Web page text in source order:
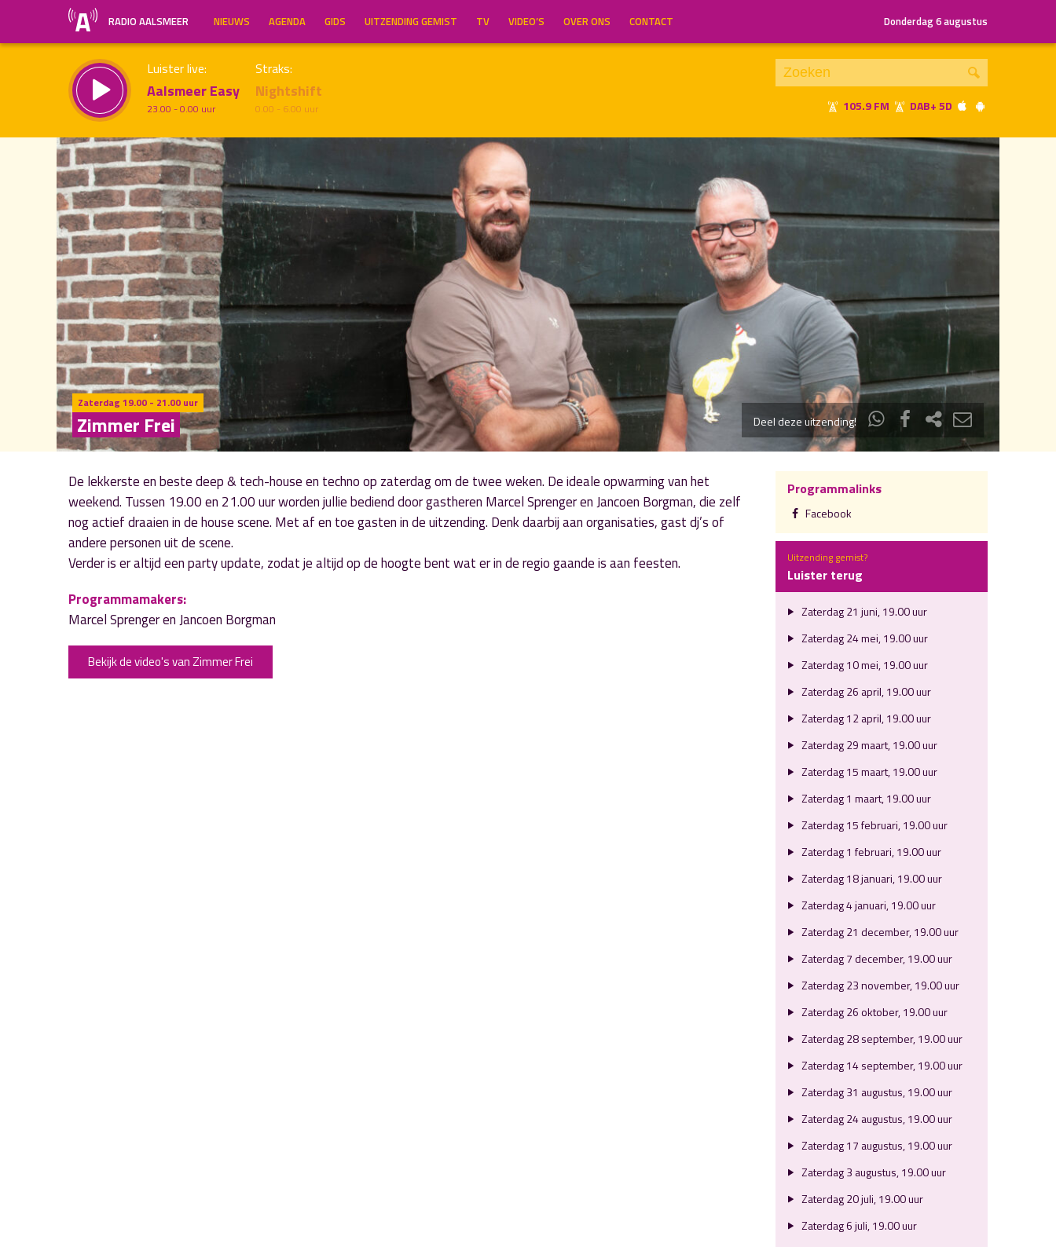
RADIO AALSMEER NIEUWS AGENDA GIDS UITZENDING GEMIST TV VIDEO’S OVER ONS CONTACT Donderdag 6 augustus
Luister live:
Aalsmeer Easy
23.00 - 0.00 uur
Straks:
Nightshift
0.00 - 6.00 uur 105.9 FM DAB+ 5D
19.00
uur 1 van 2
Inklappen
Zaterdag 19.00 - 21.00 uur
Zimmer Frei Deel deze uitzending!
De lekkerste en beste deep & tech-house en techno op zaterdag om de twee weken. De ideale opwarming van het
weekend. Tussen 19.00 en 21.00 uur worden jullie bediend door gastheren Marcel Sprenger en Jancoen Borgman, die zelf
nog actief draaien in de house scene. Met af en toe gasten in de uitzending. Denk daarbij aan organisaties, gast dj’s of
andere personen uit de scene.
Verder is er altijd een party update, zodat je altijd op de hoogte bent wat er in de regio gaande is aan feesten.
Programmamakers:
Marcel Sprenger en Jancoen Borgman
Bekijk de video's van Zimmer Frei
Programmalinks
Facebook
Uitzending gemist?
Luister terug
Zaterdag 21 juni, 19.00 uur
Zaterdag 24 mei, 19.00 uur
Zaterdag 10 mei, 19.00 uur
Zaterdag 26 april, 19.00 uur
Zaterdag 12 april, 19.00 uur
Zaterdag 29 maart, 19.00 uur
Zaterdag 15 maart, 19.00 uur
Zaterdag 1 maart, 19.00 uur
Zaterdag 15 februari, 19.00 uur
Zaterdag 1 februari, 19.00 uur
Zaterdag 18 januari, 19.00 uur
Zaterdag 4 januari, 19.00 uur
Zaterdag 21 december, 19.00 uur
Zaterdag 7 december, 19.00 uur
Zaterdag 23 november, 19.00 uur
Zaterdag 26 oktober, 19.00 uur
Zaterdag 28 september, 19.00 uur
Zaterdag 14 september, 19.00 uur
Zaterdag 31 augustus, 19.00 uur
Zaterdag 24 augustus, 19.00 uur
Zaterdag 17 augustus, 19.00 uur
Zaterdag 3 augustus, 19.00 uur
Zaterdag 20 juli, 19.00 uur
Zaterdag 6 juli, 19.00 uur